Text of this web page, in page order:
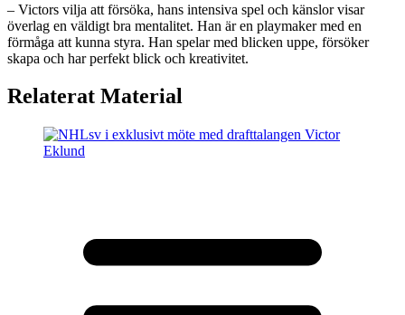
– Victors vilja att försöka, hans intensiva spel och känslor visar
överlag en väldigt bra mentalitet. Han är en playmaker med en
förmåga att kunna styra. Han spelar med blicken uppe, försöker
skapa och har perfekt blick och kreativitet.
Relaterat Material